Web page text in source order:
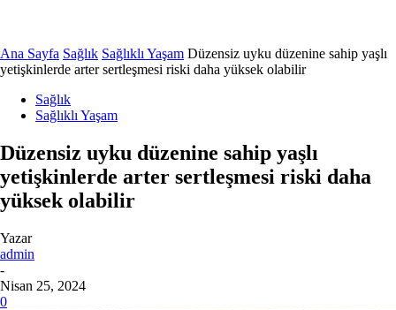
Ana Sayfa Sağlık Sağlıklı Yaşam Düzensiz uyku düzenine sahip yaşlı
yetişkinlerde arter sertleşmesi riski daha yüksek olabilir
Sağlık
Sağlıklı Yaşam
Düzensiz uyku düzenine sahip yaşlı
yetişkinlerde arter sertleşmesi riski daha
yüksek olabilir
Yazar
admin
-
Nisan 25, 2024
0